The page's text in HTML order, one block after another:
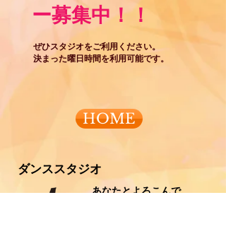
ー募集中！！
ぜひスタジオをご利用ください。
​決まった曜日時間を利用可能です。
HOME
ダンススタジオ
あなたとよろこんで